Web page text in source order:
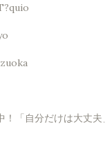
！「自分だけは大丈